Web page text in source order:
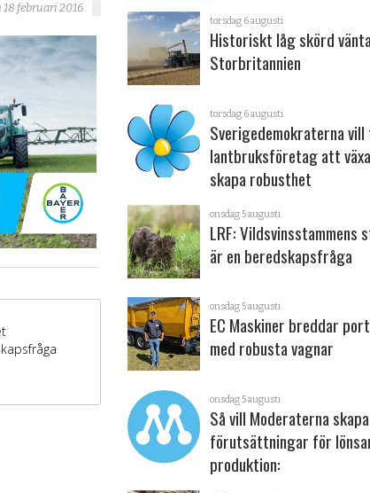
februari 2016
torsdag 6 augusti
Historiskt låg skörd
Storbritannien
torsdag 6 augusti
Sverigedemokraterna vill
lantbruksföretag att
skapa robusthet
onsdag 5 augusti
LRF: Vildsvinsstammens
är en beredskapsfråga
onsdag 5 augusti
EC Maskiner breddar
med robusta vagnar
onsdag 5 augusti
Så vill Moderaterna skapa
förutsättningar för
produktion: